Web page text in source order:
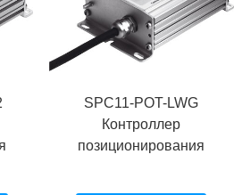
SPC11-POT-LWG
Контроллер
позиционирования